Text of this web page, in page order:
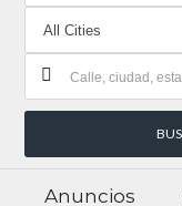
Anuncios